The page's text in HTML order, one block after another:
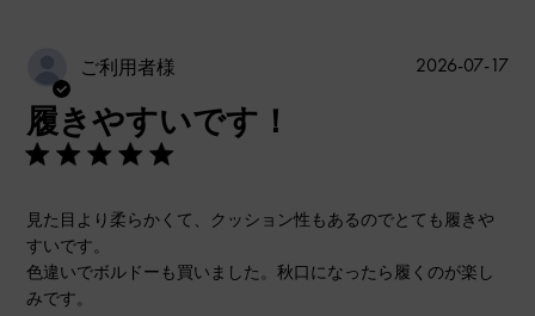
ご利用者様
履きやすいです！
見た目より柔らかくて、クッション性もあるのでとても履きや
すいです。
色違いでボルドーも買いました。秋口になったら履くのが楽し
みです。
公
2026-07-17